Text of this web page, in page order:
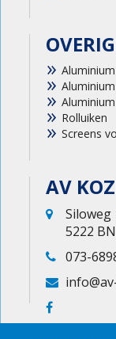
Rolluiken
Screens
AV
Siloweg
5222
073-